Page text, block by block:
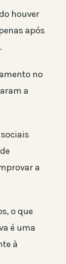
houver
após
no
a
a
o que
é uma
à